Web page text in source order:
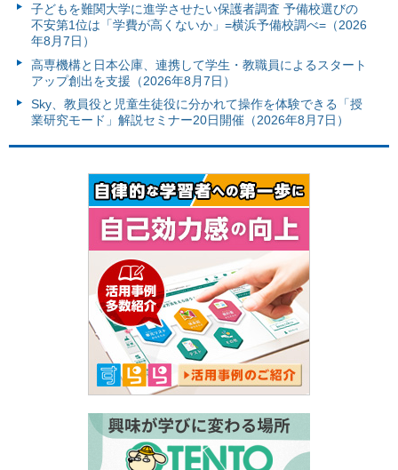
子どもを難関大学に進学させたい保護者調査 予備校選びの
不安第1位は「学費が高くないか」=横浜予備校調べ=（2026
年8月7日）
高専機構と日本公庫、連携して学生・教職員によるスタート
アップ創出を支援（2026年8月7日）
Sky、教員役と児童生徒役に分かれて操作を体験できる「授
業研究モード」解説セミナー20日開催（2026年8月7日）